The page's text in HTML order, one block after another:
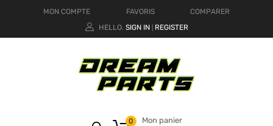
MON COMPTE FAVORIS
COMPARER
HELLO. SIGN IN REGISTER
Mon panier
0